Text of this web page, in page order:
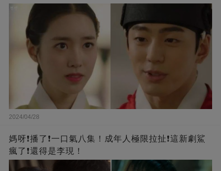
2024/04/28
媽呀❗️播了❗一口氣八集！成年人極限拉扯❗這新劇鯊
瘋了❗還得是李現！